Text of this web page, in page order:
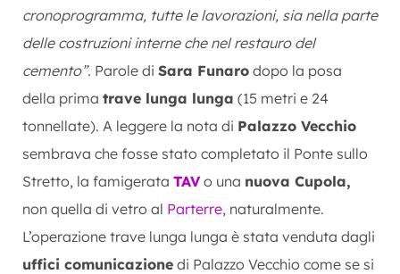
cronoprogramma, tutte le lavorazioni, sia nella parte
delle costruzioni interne che nel restauro del
cemento”. Parole di Sara Funaro dopo la posa
della prima trave lunga lunga (15 metri e 24
tonnellate). A leggere la nota di Palazzo Vecchio
sembrava che fosse stato completato il Ponte sullo
Stretto, la famigerata TAV o una nuova Cupola,
non quella di vetro al Parterre, naturalmente.
L’operazione trave lunga lunga è stata venduta dagli
uffici comunicazione di Palazzo Vecchio come se si